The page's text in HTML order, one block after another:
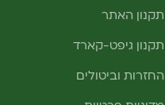
תקנון האתר
תקנון גיפט-קארד
החזרות וביטולים